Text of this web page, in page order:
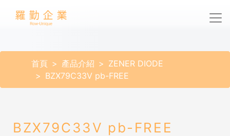
首頁 產品介紹
ZENER DIODE
BZX79C33V pb-FREE
BZX79C33V pb-FREE